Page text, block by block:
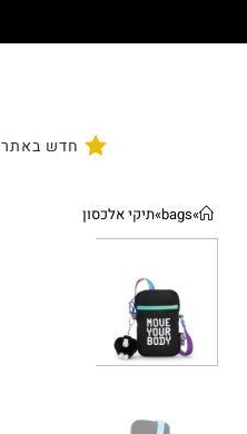
חדש באתר
»
bags
»תיקי אלכסון